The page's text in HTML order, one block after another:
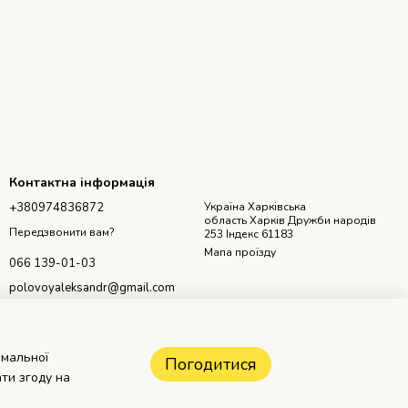
Контактна інформація
+380974836872
Передзвонити вам?
066 139-01-03
polovoyaleksandr@gmail.com
Україна Харківська
область Харків Дружби народів
253 Індекс 61183
Мапа проїзду
згоду на
Погодитися